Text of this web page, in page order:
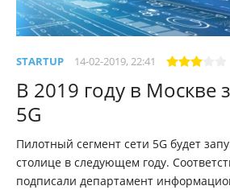
STARTUP 14-02-2019, 22:41
В 2019 году в Москве
5G
Пилотный сегмент сети 5G будет
столице в следующем году.
подписали департамент